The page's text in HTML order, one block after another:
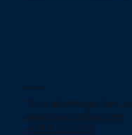
Contácto
754 Calle Murgia San
jjelectronicpr@aol.com
+(787) 233-2166